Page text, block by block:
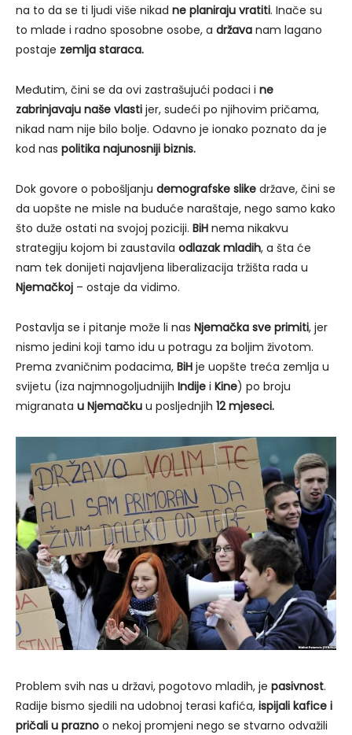
na to da se ti ljudi više nikad ne planiraju vratiti. Inače su
to mlade i radno sposobne osobe, a država nam lagano
postaje zemlja staraca.
Međutim, čini se da ovi zastrašujući podaci i ne
zabrinjavaju naše vlasti jer, sudeći po njihovim pričama,
nikad nam nije bilo bolje. Odavno je ionako poznato da je
kod nas politika najunosniji biznis.
Dok govore o pobošljanju demografske slike države, čini se
da uopšte ne misle na buduće naraštaje, nego samo kako
što duže ostati na svojoj poziciji. BiH nema nikakvu
strategiju kojom bi zaustavila odlazak mladih, a šta će
nam tek donijeti najavljena liberalizacija tržišta rada u
Njemačkoj – ostaje da vidimo.
Postavlja se i pitanje može li nas Njemačka sve primiti, jer
nismo jedini koji tamo idu u potragu za boljim životom.
Prema zvaničnim podacima, BiH je uopšte treća zemlja u
svijetu (iza najmnogoljudnijih Indije i Kine) po broju
migranata u Njemačku u posljednjih 12 mjeseci.
Problem svih nas u državi, pogotovo mladih, je pasivnost.
Radije bismo sjedili na udobnoj terasi kafića, ispijali kafice i
pričali u prazno o nekoj promjeni nego se stvarno odvažili